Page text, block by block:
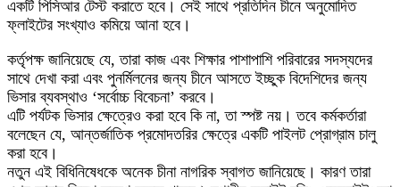
একটি পিসিআর টেস্ট করাতে হবে। সেই সাথে প্রতিদিন চীনে অনুমোদিত
ফ্লাইটের সংখ্যাও কমিয়ে আনা হবে।
কর্তৃপক্ষ জানিয়েছে যে, তারা কাজ এবং শিক্ষার পাশাপাশি পরিবারের সদস্যদের
সাথে দেখা করা এবং পুনর্মিলনের জন্য চীনে আসতে ইচ্ছুক বিদেশিদের জন্য
ভিসার ব্যবস্থাও ‘সর্বোচ্চ বিবেচনা’ করবে।
এটি পর্যটক ভিসার ক্ষেত্রেও করা হবে কি না, তা স্পষ্ট নয়। তবে কর্মকর্তারা
বলেছেন যে, আন্তর্জাতিক প্রমোদতরির ক্ষেত্রে একটি পাইলট প্রোগ্রাম চালু
করা হবে।
নতুন এই বিধিনিষেধকে অনেক চীনা নাগরিক স্বাগত জানিয়েছে। কারণ তারা